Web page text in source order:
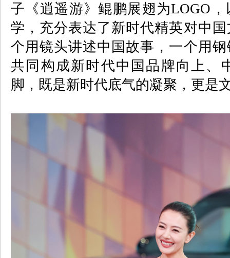
子《逍遥游》鲲鹏展翅为LOGO
学，充分表达了新时代精英对中
个用镜头讲述中国故事，一个用
共同构成新时代中国品牌向上、
脚，既是新时代底气的凝聚，更是